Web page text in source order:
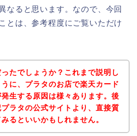
なると思います。なので、今回
とは、参考程度にご覧いただけ
たでしょうか？これまで説明し
に、プラタのお店で楽天カード
生する原因は様々あります。後
ラタの公式サイトより、直接質
るといいかもしれません。